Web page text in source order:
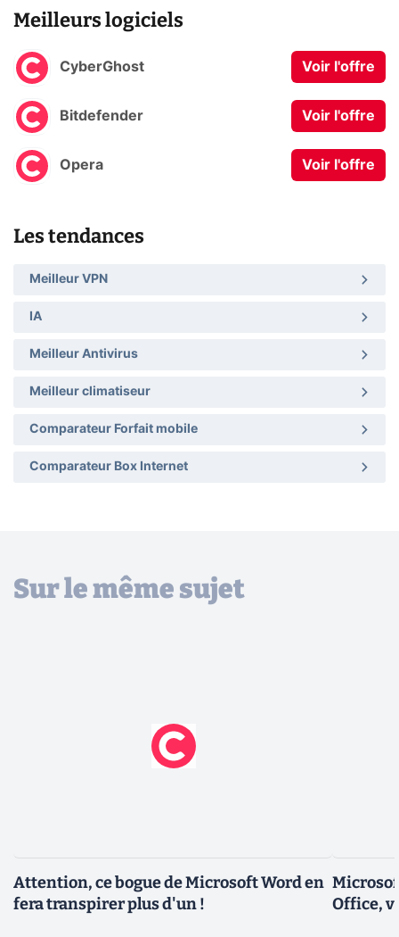
Meilleurs logiciels
CyberGhost Voir l'offre
Bitdefender Voir l'offre
Opera Voir l'offre
Les tendances
Meilleur VPN
IA
Meilleur Antivirus
Meilleur climatiseur
Comparateur Forfait mobile
Comparateur Box Internet
Sur le même sujet
Attention, ce bogue de Microsoft Word en
fera transpirer plus d'un !
Office,